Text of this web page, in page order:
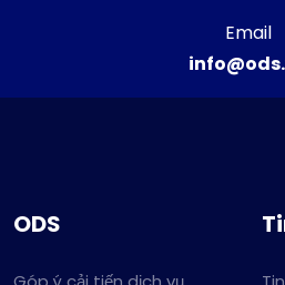
Email
ODS